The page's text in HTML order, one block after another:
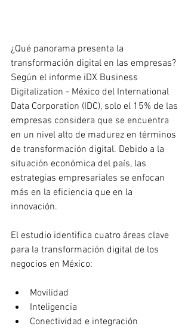
¿Qué panorama presenta la
transformación digital en las empresas?
Según el informe iDX Business
Digitalization - México del International
Data Corporation (IDC), solo el 15% de las
empresas considera que se encuentra
en un nivel alto de madurez en términos
de transformación digital. Debido a la
situación económica del país, las
estrategias empresariales se enfocan
más en la eficiencia que en la
innovación.
El estudio identifica cuatro áreas clave
para la transformación digital de los
negocios en México:
Movilidad
Inteligencia
Conectividad e integración